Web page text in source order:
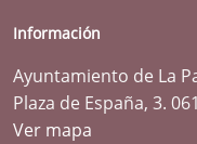
Información
Ayuntamiento de La
Plaza de España, 3.
Ver mapa